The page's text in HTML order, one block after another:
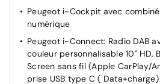
Télécommande 3 boutons + clé
Peugeot i-Cockpit avec
numérique
Peugeot i-Connect: Radio DAB
couleur personnalisable 10" HD,
Screen sans fil (Apple CarPlay/
prise USB type C (